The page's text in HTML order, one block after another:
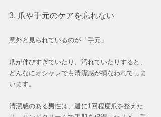
3. 爪や手元のケアを忘れない
意外と見られているのが「手元」
爪が伸びすぎていたり、汚れていたりすると、
どんなにオシャレでも清潔感が損なわれてしま
います。
清潔感のある男性は、週に1回程度爪を整えた